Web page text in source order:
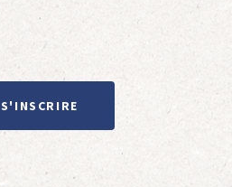
S'INSCRIRE